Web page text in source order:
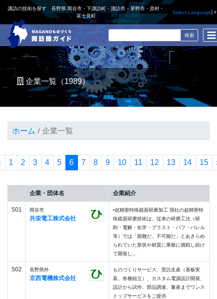
諏訪の技術を探す 長野県 岡谷市・下諏訪町・諏訪市・茅野市・原村・
富士見町
Select Language ▼
企業一覧（1989）
ホーム 企業一覧
1 2 3 4 5 6 7 8 9 10 11 12 13 14 15
企業・団体名 企業紹介
501 岡谷市
共栄電工株式会社
•超精密特殊鏡面研磨加工 我社の超精密特
殊鏡面研磨技術は、従来の研磨工法（研
削・電解・化学・ブラスト・バフ・バレル
等）では「困難だ、不可能だ」とあきらめ
られていた形状や材質に果敢に挑戦し続け
て開発し...
502 長野県外
京西電機株式会社
ものづくりサービス、受託生産（基板実
装、各種組立）、カスタム電源設計開発、
設計から試作、部品調達、量産までワンス
トップサービスをご提供